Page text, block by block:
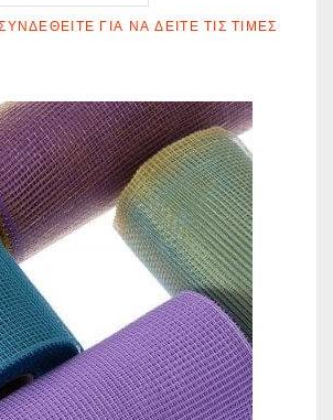
ΓΙΑ ΝΑ ΔΕΊΤΕ ΤΙΣ ΤΙΜΈΣ